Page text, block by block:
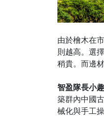
由於檜木在
則越高。選
稍貴。而邊
智盈隊長小
築群內中國
械化與手工